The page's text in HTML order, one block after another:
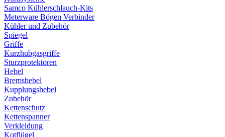
Samco Kühlerschlauch-Kits
Meterware Bögen Verbinder
Kühler und Zubehör
Spiegel
Griffe
Kurzhubgasgriffe
Sturzprotektoren
Hebel
Bremshebel
Kupplungshebel
Zubehör
Kettenschutz
Kettenspanner
Verkleidung
Kotflügel